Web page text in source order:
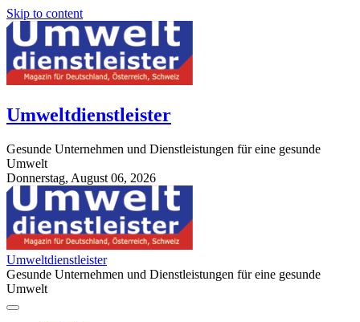
Skip to content
Umweltdienstleister
Gesunde Unternehmen und Dienstleistungen für eine gesunde
Umwelt
Donnerstag, August 06, 2026
StuttgartApotheke.com
Umweltdienstleister
Gesunde Unternehmen und Dienstleistungen für eine gesunde
Umwelt